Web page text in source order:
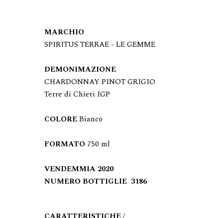
SPIRITUS TERRAE - LE GEMME
DEMONIMAZIONE
CHARDONNAY PINOT GRIGIO
Terre di Chieti IGP
COLORE Bianco
FORMATO
NUMERO BOTTIGLIE